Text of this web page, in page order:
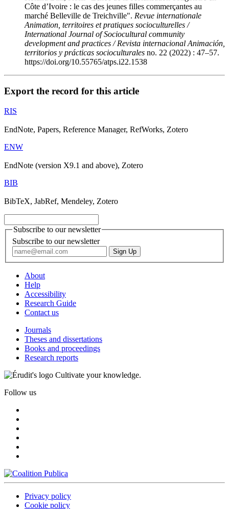
Côte d’Ivoire : le cas des jeunes filles commerçantes au
marché Belleville de Treichville". Revue internationale
Animation, territoires et pratiques socioculturelles /
International Journal of Sociocultural community
development and practices / Revista internacional Animación,
territorios y prácticas socioculturales no. 22 (2022) : 47–57.
https://doi.org/10.55765/atps.i22.1538
Export the record for this article
RIS
EndNote, Papers, Reference Manager, RefWorks, Zotero
ENW
EndNote (version X9.1 and above), Zotero
BIB
BibTeX, JabRef, Mendeley, Zotero
Subscribe to our newsletter
Subscribe to our newsletter
About
Help
Accessibility
Research Guide
Contact us
Journals
Theses and dissertations
Books and proceedings
Research reports
Cultivate your knowledge.
Follow us
Privacy policy
Cookie policy